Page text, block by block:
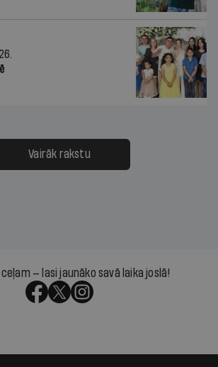
Vairāk rakstu
ceļam — lasi jaunāko savā laika joslā!